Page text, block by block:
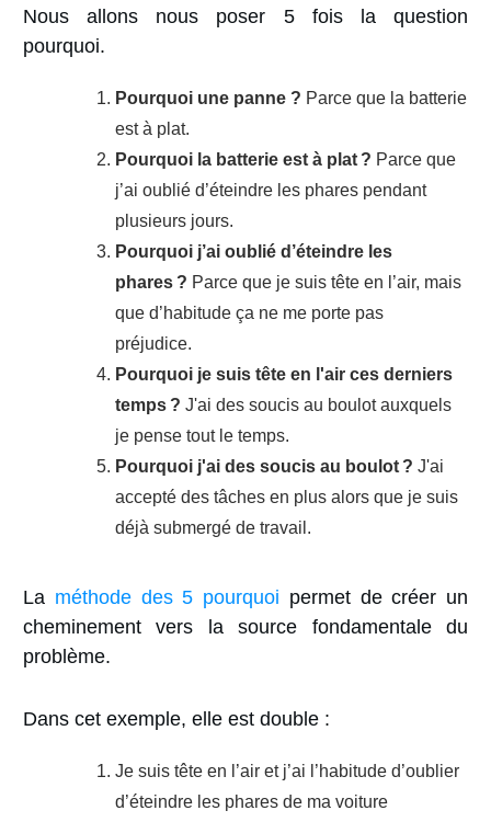
Nous allons nous poser 5 fois la question
pourquoi.
Pourquoi une panne ? Parce que la batterie
est à plat.
Pourquoi la batterie est à plat ? Parce que
j’ai oublié d’éteindre les phares pendant
plusieurs jours.
Pourquoi j’ai oublié d’éteindre les
phares ? Parce que je suis tête en l’air, mais
que d’habitude ça ne me porte pas
préjudice.
Pourquoi je suis tête en l'air ces derniers
temps ? J'ai des soucis au boulot auxquels
je pense tout le temps.
Pourquoi j'ai des soucis au boulot ? J'ai
accepté des tâches en plus alors que je suis
déjà submergé de travail.
La méthode des 5 pourquoi permet de créer un
cheminement vers la source fondamentale du
problème.
Dans cet exemple, elle est double :
Je suis tête en l’air et j’ai l’habitude d’oublier
d’éteindre les phares de ma voiture